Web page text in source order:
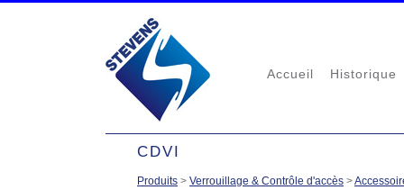
Accueil Historique
CDVI
Produits > Verrouillage & Contrôle d'accès >